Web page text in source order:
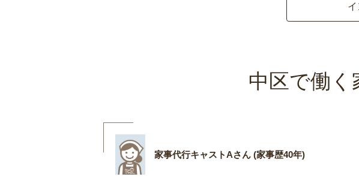
中区で働く
家事代行キャストAさん (家事歴40年)